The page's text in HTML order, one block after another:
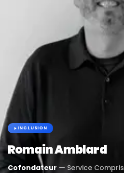
INCLUSION
Romain Amblard
Cofondateur — Service Compris